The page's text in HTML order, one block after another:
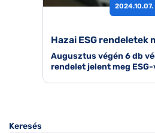
2024.10.07.
Hazai ESG rendeletek
Augusztus végén 6 db
rendelet jelent meg ESG-
Keresés